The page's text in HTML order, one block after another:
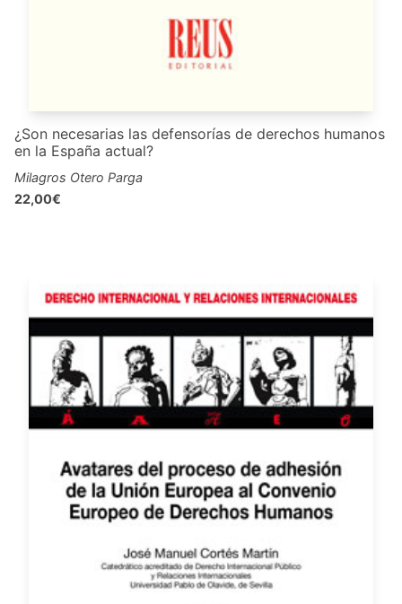
¿Son necesarias las defensorías de derechos humanos
en la España actual?
Milagros Otero Parga
22,00€